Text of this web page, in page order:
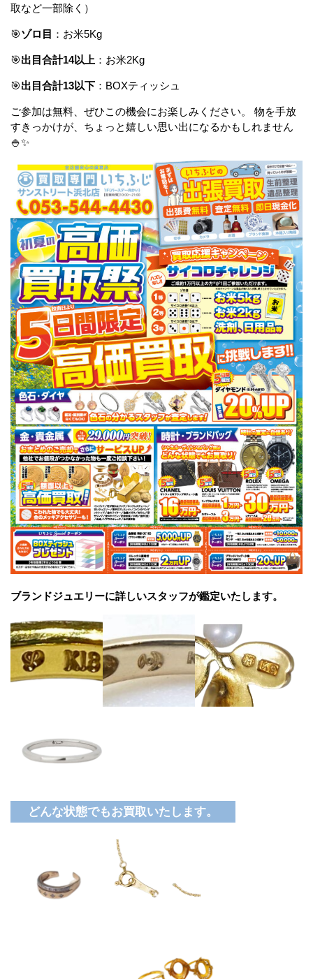
取など一部除く）
🎯ゾロ目 ：お米5Kg
🎯出目合計14以上 ：お米2Kg
🎯出目合計13以下 ：BOXティッシュ
ご参加は無料、ぜひこの機会にお楽しみください。 物を手放
すきっかけが、ちょっと嬉しい思い出になるかもしれません
🍚✨
ブランドジュエリーに詳しいスタッフが鑑定いたします。
どんな状態でもお買取いたします。